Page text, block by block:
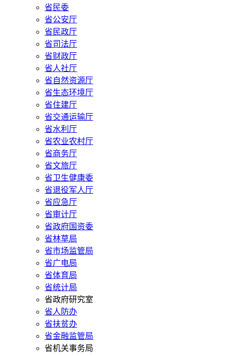
省民委
省公安厅
省民政厅
省司法厅
省财政厅
省人社厅
省自然资源厅
省生态环境厅
省住建厅
省交通运输厅
省水利厅
省农业农村厅
省商务厅
省文旅厅
省卫生健康委
省退役军人厅
省应急厅
省审计厅
省政府国资委
省林草局
省市场监管局
省广电局
省体育局
省统计局
省政府研究室
省人防办
省扶贫办
省金融监管局
省机关事务局